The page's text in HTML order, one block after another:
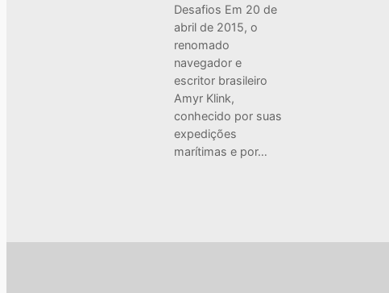
Desafios Em 20 de
abril de 2015, o
renomado
navegador e
escritor brasileiro
Amyr Klink,
conhecido por suas
expedições
marítimas e por…